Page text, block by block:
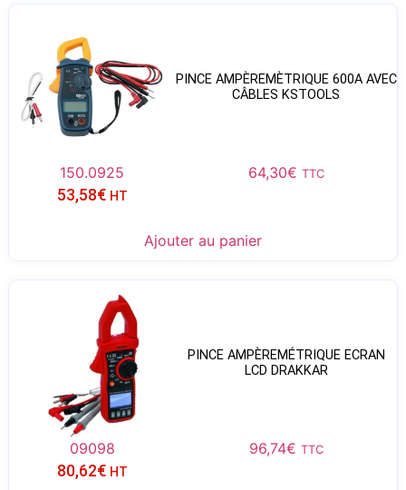
PINCE AMPÈREMÈTRIQUE 600A AVEC
CÂBLES KSTOOLS
150.0925 64,30€ TTC
53,58€ HT
Ajouter au panier
PINCE AMPÈREMÉTRIQUE ECRAN
LCD DRAKKAR
09098 96,74€ TTC
80,62€ HT